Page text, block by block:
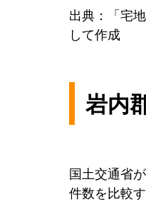
出典：「宅
して作成
岩内
国土交通省
件数を比較